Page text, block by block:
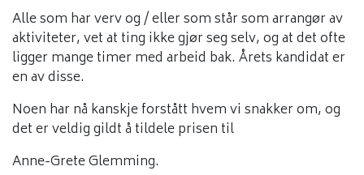
Alle som har verv og / eller som står som arrangør av
aktiviteter, vet at ting ikke gjør seg selv, og at det ofte
ligger mange timer med arbeid bak. Årets kandidat er
en av disse.
Noen har nå kanskje forstått hvem vi snakker om, og
det er veldig gildt å tildele prisen til
Anne-Grete Glemming.